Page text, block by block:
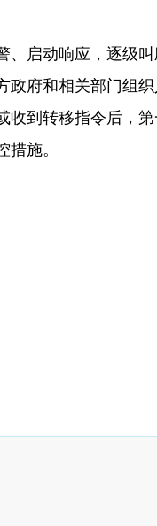
、启动响应，逐级
政府和相关部门组织
收到转移指令后，第
施。